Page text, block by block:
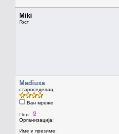
Miki
Гост
Madiuxa
староседелац
Ван мреже
Пол:
Организација:
Име и презиме: